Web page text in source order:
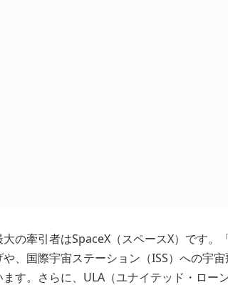
大の牽引者はSpaceX（スペースX）です
や、国際宇宙ステーション（ISS）への宇
ます。さらに、ULA（ユナイテッド・ロー